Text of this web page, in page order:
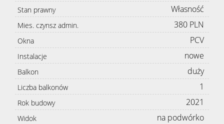
Stan prawny Własność
Mies. czynsz admin. 380 PLN
Okna PCV
Instalacje nowe
Balkon duży
Liczba balkonów 1
Rok budowy 2021
Widok na podwórko